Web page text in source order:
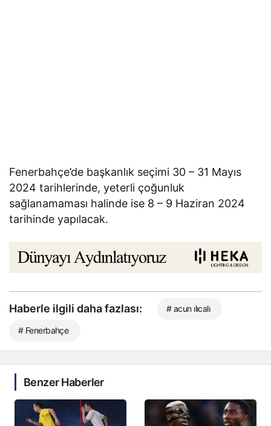
Fenerbahçe’de başkanlık seçimi 30 – 31 Mayıs
2024 tarihlerinde, yeterli çoğunluk
sağlanamaması halinde ise 8 – 9 Haziran 2024
tarihinde yapılacak.
Haberle ilgili daha fazlası: # acun ılıcalı
# Fenerbahçe
Benzer Haberler